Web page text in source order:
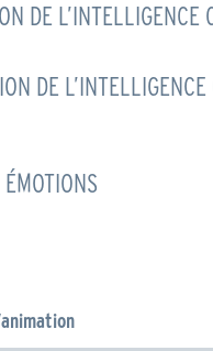
DE L’INTELLIGENCE
DE
ÉMOTIONS